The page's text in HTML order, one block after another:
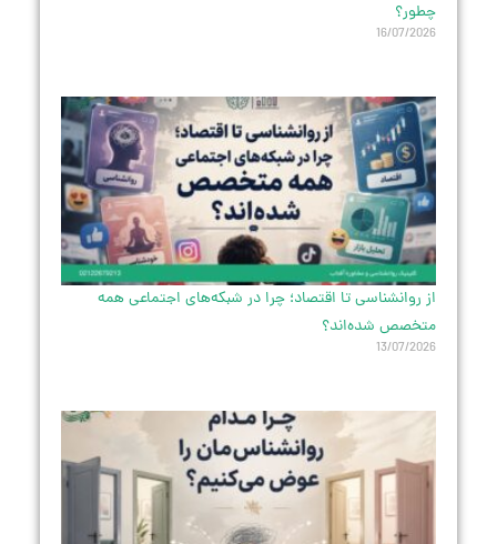
چطور؟
16/07/2026
از روانشناسی تا اقتصاد؛ چرا در شبکه‌های اجتماعی همه
متخصص شده‌اند؟
13/07/2026